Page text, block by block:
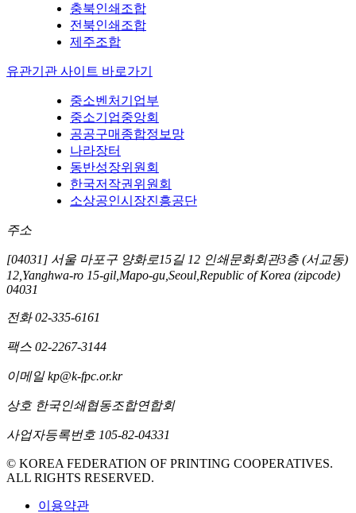
충북인쇄조합
전북인쇄조합
제주조합
유관기관 사이트 바로가기
중소벤처기업부
중소기업중앙회
공공구매종합정보망
나라장터
동반성장위원회
한국저작권위원회
소상공인시장진흥공단
주소
[04031] 서울 마포구 양화로15길 12 인쇄문화회관3층 (서교동)
12,Yanghwa-ro 15-gil,Mapo-gu,Seoul,Republic of Korea (zipcode)
04031
전화 02-335-6161
팩스 02-2267-3144
이메일 kp@k-fpc.or.kr
상호 한국인쇄협동조합연합회
사업자등록번호 105-82-04331
© KOREA FEDERATION OF PRINTING COOPERATIVES.
ALL RIGHTS RESERVED.
이용약관